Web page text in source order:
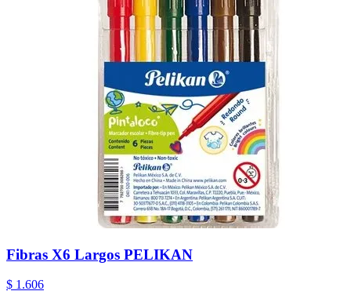
Fibras X6 Largos PELIKAN
$ 1.606